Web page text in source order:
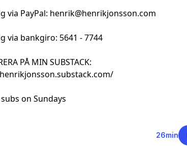
via PayPal: henrik@henrikjonsson.com
via bankgiro: 5641 - 7744
PÅ MIN SUBSTACK:
on Sundays
26min